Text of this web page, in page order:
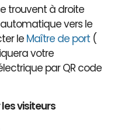
trouvent à droite
automatique vers le
le Maître de port (
votre
par QR code
visiteurs